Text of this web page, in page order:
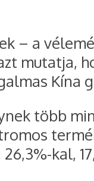
– a
mutatja,
Kína
több
kal,